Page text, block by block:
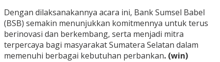
Dengan dilaksanakannya acara ini, Bank Sumsel Babel
(BSB) semakin menunjukkan komitmennya untuk terus
berinovasi dan berkembang, serta menjadi mitra
terpercaya bagi masyarakat Sumatera Selatan dalam
memenuhi berbagai kebutuhan perbankan. (win)